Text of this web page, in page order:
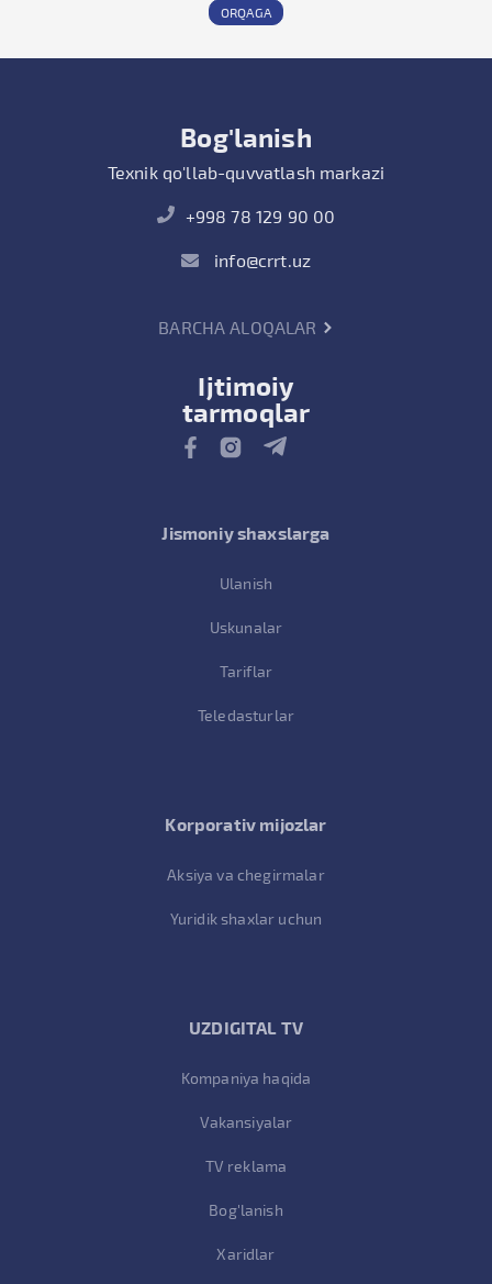
ORQAGA
Bog'lanish
Texnik qo'llab-quvvatlash markazi
+998 78 129 90 00
info@crrt.uz
BARCHA ALOQALAR
Ijtimoiy
tarmoqlar
Jismoniy shaxslarga
Ulanish
Uskunalar
Tariflar
Teledasturlar
Korporativ mijozlar
Aksiya va chegirmalar
Yuridik shaxlar uchun
UZDIGITAL TV
Kompaniya haqida
Vakansiyalar
TV reklama
Bog'lanish
Xaridlar